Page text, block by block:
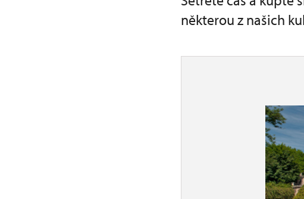
některou z našich